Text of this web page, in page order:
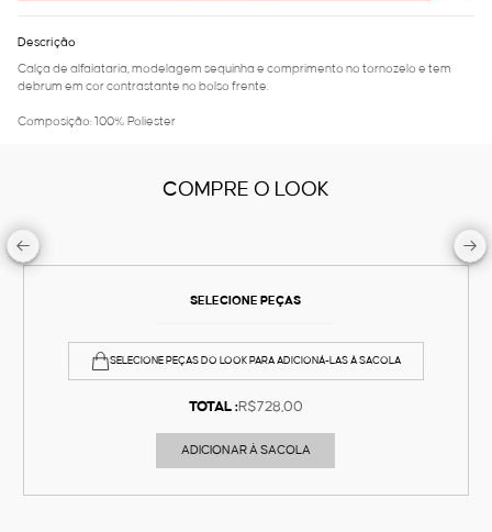
Descrição
Calça de alfaiataria, modelagem sequinha e comprimento no tornozelo e tem
debrum em cor contrastante no bolso frente.
Composição: 100% Poliester
COMPRE O LOOK
SELECIONE PEÇAS
SELECIONE PEÇAS DO LOOK PARA ADICIONÁ-LAS À SACOLA
TOTAL :R$728,00
ADICIONAR À SACOLA